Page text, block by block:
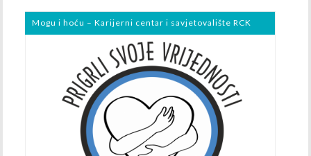
Mogu i hoću – Karijerni centar i savjetovalište RCK